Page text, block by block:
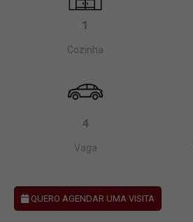
1
Cozinha
4
Vaga
QUERO AGENDAR UMA VISITA